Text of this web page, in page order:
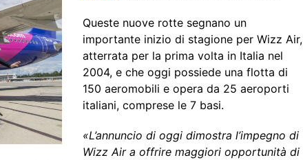
Queste nuove rotte segnano un
importante inizio di stagione per Wizz Air,
atterrata per la prima volta in Italia nel
2004, e che oggi possiede una flotta di
150 aeromobili e opera da 25 aeroporti
italiani, comprese le 7 basi.
«L’annuncio di oggi dimostra l’impegno di
Wizz Air a offrire maggiori opportunità di